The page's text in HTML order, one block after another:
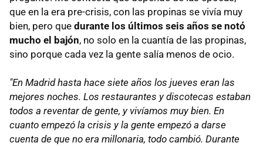
que en la era pre-crisis, con las propinas se vivía muy
bien, pero que durante los últimos seis años se notó
mucho el bajón, no solo en la cuantía de las propinas,
sino porque cada vez la gente salía menos de ocio.
"En Madrid hasta hace siete años los jueves eran las
mejores noches. Los restaurantes y discotecas estaban
todos a reventar de gente, y vivíamos muy bien. En
cuanto empezó la crisis y la gente empezó a darse
cuenta de que no era millonaria, todo cambió. Durante